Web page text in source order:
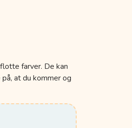
farver. De kan
at du kommer og